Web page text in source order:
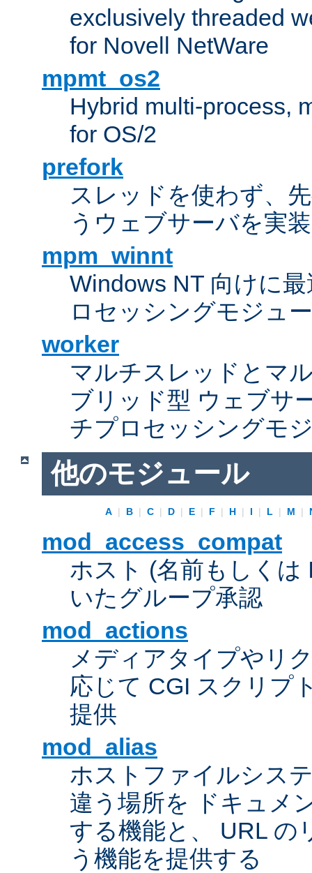
exclusively threaded
for Novell NetWare
mpmt_os2
Hybrid multi-process,
for OS/2
prefork
スレッドを使わず、
うウェブサーバを実装
mpm_winnt
Windows NT 向けに
ロセッシングモジュ
worker
マルチスレッドとマ
ブリッド型 ウェブサ
チプロセッシングモ
他のモジュール
A | B | C | D | E | F | H | I | L | M |
mod_access_compat
ホスト (名前もしくは
いたグループ承認
mod_actions
メディアタイプやリ
応じて CGI スクリプ
提供
mod_alias
ホストファイルシス
違う場所を ドキュメ
する機能と、 URL の
う機能を提供する